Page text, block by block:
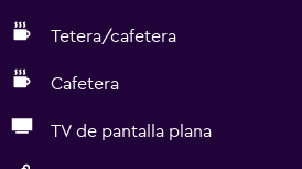
Tetera/cafetera
Cafetera
TV de pantalla plana